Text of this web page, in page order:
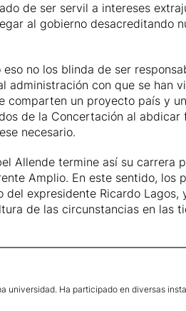
de ser servil a intereses
al gobierno desacreditando
no los blinda de ser
con que se han
un proyecto país y
de la Concertación al
necesario.
Allende termine así su carrera
Amplio. En este sentido, los
expresidente Ricardo Lagos,
de las circunstancias en las
Ha participado en diversas